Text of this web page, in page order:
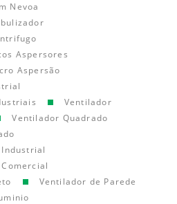
Nevoa
Aspersores
Aspersão
Ventilador
Ventilador Quadrado
Ventilador de Parede